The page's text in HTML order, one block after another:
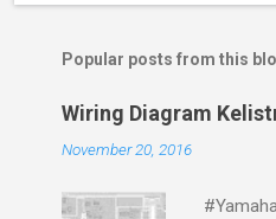
Popular posts from this
Wiring Diagram
November 20, 2016